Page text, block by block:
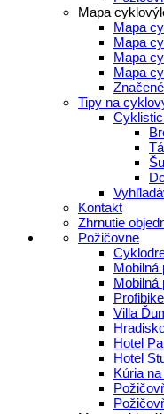
Mapa
Mapa
Mapa
Mapa
Mapa
Tipy na
Kontakt
Zhrnutie
Požičovne
Mobilná
Mobilná
Villa
Hotel
Hotel
Kúria